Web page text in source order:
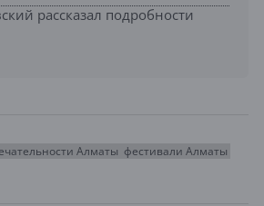
рассказал подробности
Алматы фестивали Алматы